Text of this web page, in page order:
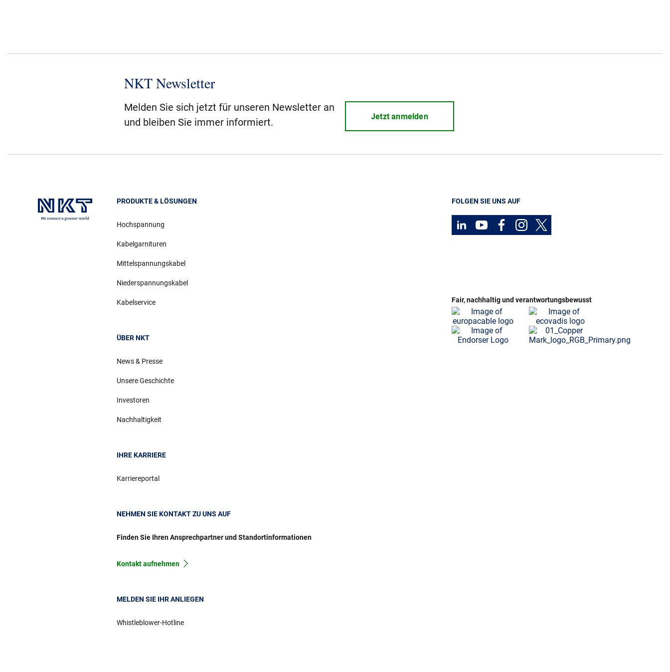
NKT Newsletter
Melden Sie sich jetzt für unseren Newsletter an
und bleiben Sie immer informiert.
Jetzt anmelden
PRODUKTE & LÖSUNGEN
Hochspannung
Kabelgarnituren
Mittelspannungskabel
Niederspannungskabel
Kabelservice
ÜBER NKT
News & Presse
Unsere Geschichte
Investoren
Nachhaltigkeit
IHRE KARRIERE
Karriereportal
NEHMEN SIE KONTAKT ZU UNS AUF
Finden Sie Ihren Ansprechpartner und Standortinformationen
Kontakt aufnehmen
MELDEN SIE IHR ANLIEGEN
Whistleblower-Hotline
FOLGEN SIE UNS AUF
Fair, nachhaltig und verantwortungsbewusst